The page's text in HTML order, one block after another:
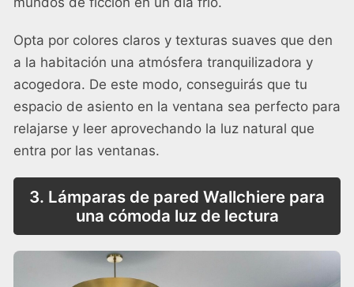
Opta por colores claros y texturas suaves que den
a la habitación una atmósfera tranquilizadora y
acogedora. De este modo, conseguirás que tu
espacio de asiento en la ventana sea perfecto para
relajarse y leer aprovechando la luz natural que
entra por las ventanas.
3. Lámparas de pared Wallchiere para
una cómoda luz de lectura